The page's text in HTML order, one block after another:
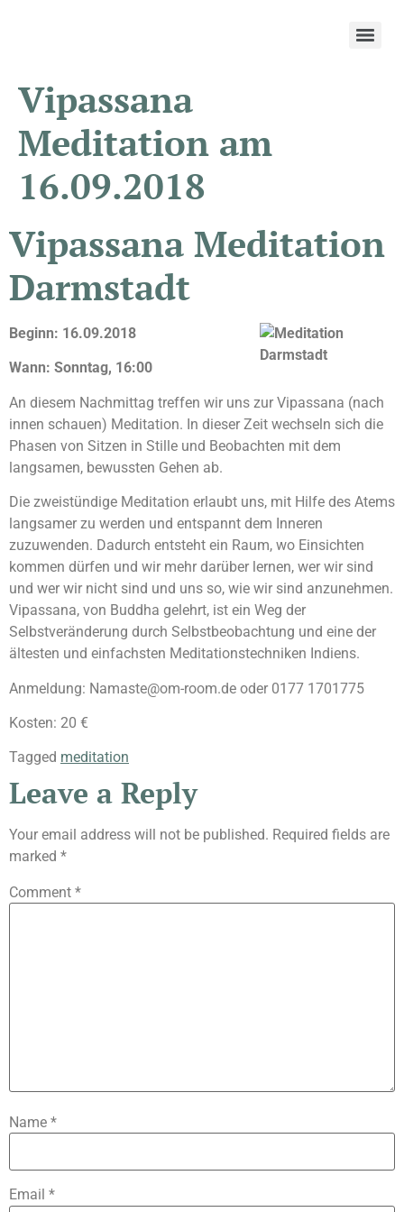
Vipassana
Meditation am
16.09.2018
Vipassana Meditation
Darmstadt
Beginn: 16.09.2018
Wann: Sonntag, 16:00
An diesem Nachmittag treffen wir uns zur Vipassana (nach
innen schauen) Meditation. In dieser Zeit wechseln sich die
Phasen von Sitzen in Stille und Beobachten mit dem
langsamen, bewussten Gehen ab.
Die zweistündige Meditation erlaubt uns, mit Hilfe des Atems
langsamer zu werden und entspannt dem Inneren
zuzuwenden. Dadurch entsteht ein Raum, wo Einsichten
kommen dürfen und wir mehr darüber lernen, wer wir sind
und wer wir nicht sind und uns so, wie wir sind anzunehmen.
Vipassana, von Buddha gelehrt, ist ein Weg der
Selbstveränderung durch Selbstbeobachtung und eine der
ältesten und einfachsten Meditationstechniken Indiens.
Anmeldung: Namaste@om-room.de oder 0177 1701775
Kosten: 20 €
Tagged meditation
Leave a Reply
Your email address will not be published. Required fields are
marked *
Comment *
Name *
Email *